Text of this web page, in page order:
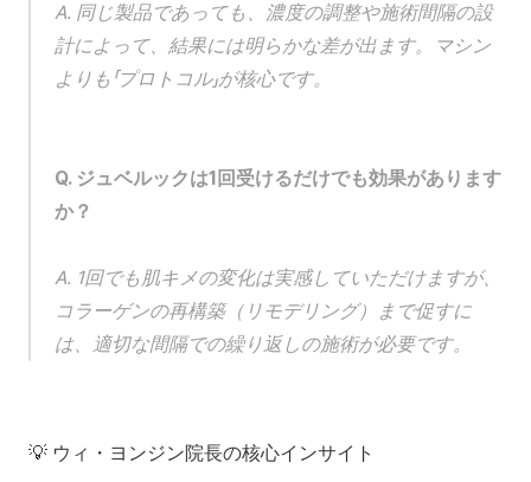
A. 同じ製品であっても、濃度の調整や施術間隔の設
計によって、結果には明らかな差が出ます。マシン
よりも「プロトコル」が核心です。
Q. ジュベルックは1回受けるだけでも効果があります
か？
A. 1回でも肌キメの変化は実感していただけますが、
コラーゲンの再構築（リモデリング）まで促すに
は、適切な間隔での繰り返しの施術が必要です。
💡 ウィ・ヨンジン院長の核心インサイト